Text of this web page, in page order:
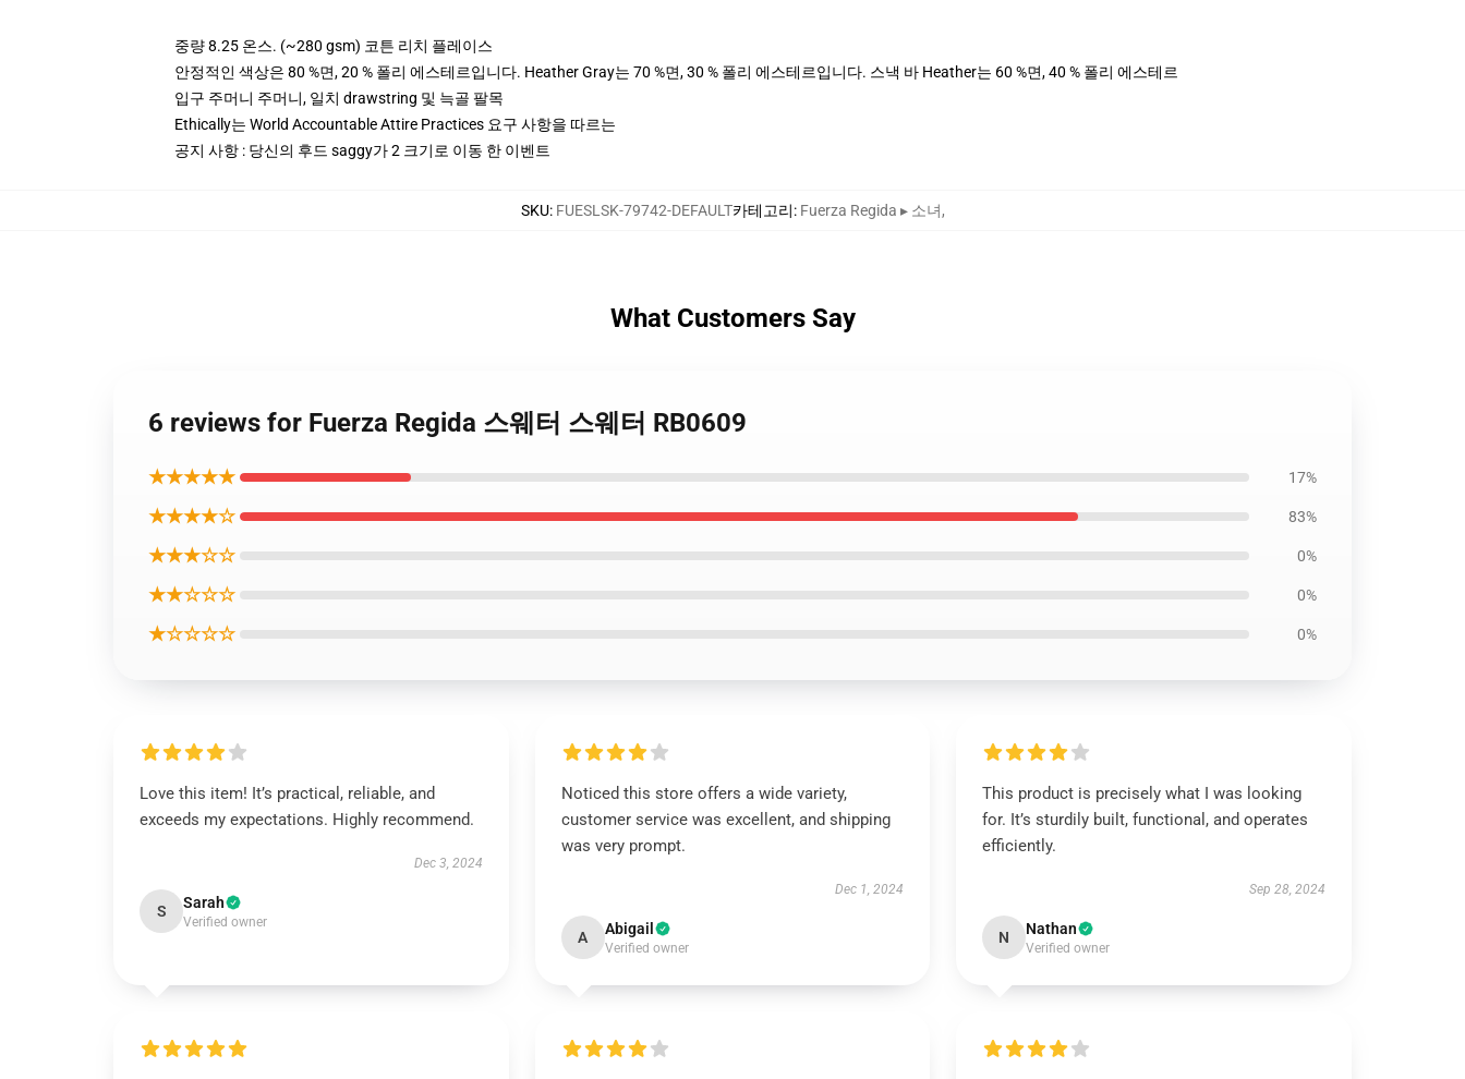
중량 8.25 온스. (~280 gsm) 코튼 리치 플레이스
안정적인 색상은 80 %면, 20 % 폴리 에스테르입니다. Heather Gray는 70 %면, 30 % 폴리 에스테르입니다. 스낵 바 Heather는 60 %면, 40 % 폴리 에스테르
입구 주머니 주머니, 일치 drawstring 및 늑골 팔목
Ethically는 World Accountable Attire Practices 요구 사항을 따르는
공지 사항 : 당신의 후드 saggy가 2 크기로 이동 한 이벤트
SKU: FUESLSK-79742-DEFAULT카테고리: Fuerza Regida ▸ 소녀,
What Customers Say
6 reviews for Fuerza Regida 스웨터 스웨터 RB0609
★★★★★ 17%
★★★★☆ 83%
★★★☆☆ 0%
★★☆☆☆ 0%
★☆☆☆☆ 0%
Love this item! It’s practical, reliable, and
exceeds my expectations. Highly recommend.
Dec 3, 2024
S Sarah
Verified owner
Noticed this store offers a wide variety,
customer service was excellent, and shipping
was very prompt.
Dec 1, 2024
A Abigail
Verified owner
This product is precisely what I was looking
for. It’s sturdily built, functional, and operates
efficiently.
Sep 28, 2024
N Nathan
Verified owner